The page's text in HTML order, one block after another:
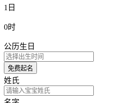
1日
0时
公历生日
免费起名
姓氏